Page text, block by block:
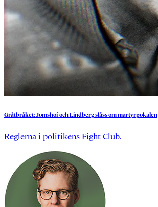
Gråtbråket:JomshofochLindbergslåssommartyrpokalen
Reglerna i politikens Fight Club.